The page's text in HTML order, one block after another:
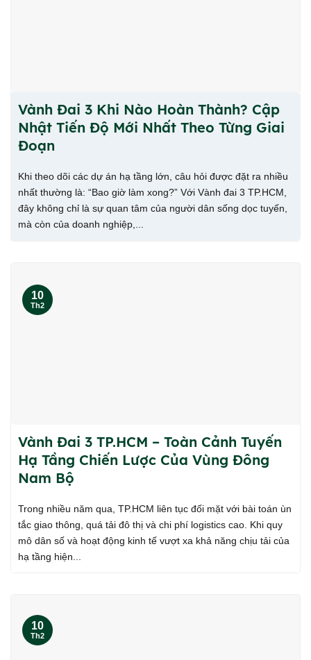
Vành Đai 3 Khi Nào Hoàn Thành? Cập
Nhật Tiến Độ Mới Nhất Theo Từng Giai
Đoạn
Khi theo dõi các dự án hạ tầng lớn, câu hỏi được đặt ra nhiều
nhất thường là: “Bao giờ làm xong?” Với Vành đai 3 TP.HCM,
đây không chỉ là sự quan tâm của người dân sống dọc tuyến,
mà còn của doanh nghiệp,...
Vành Đai 3 TP.HCM – Toàn Cảnh Tuyến
Hạ Tầng Chiến Lược Của Vùng Đông
Nam Bộ
Trong nhiều năm qua, TP.HCM liên tục đối mặt với bài toán ùn
tắc giao thông, quá tải đô thị và chi phí logistics cao. Khi quy
mô dân số và hoạt động kinh tế vượt xa khả năng chịu tải của
hạ tầng hiện...
10
Th2
10
Th2